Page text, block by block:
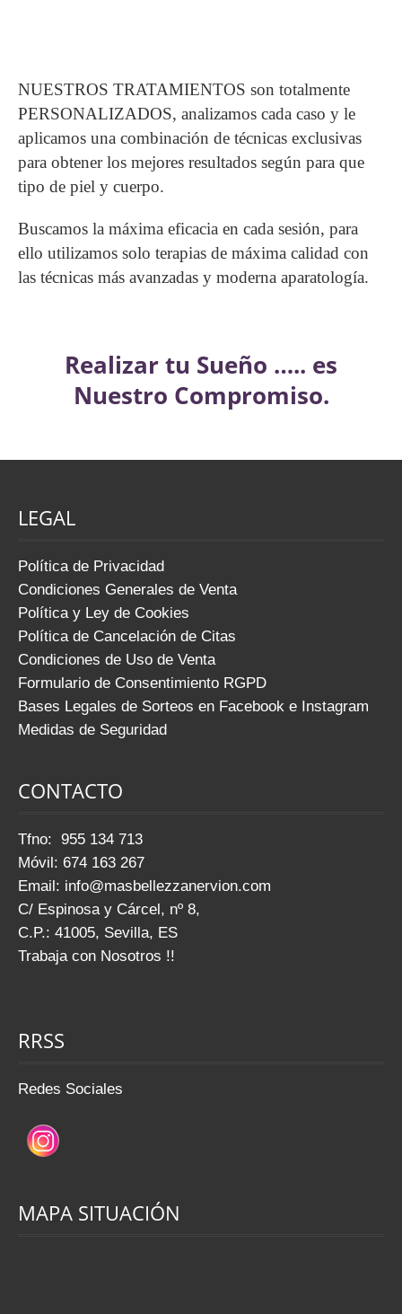
NUESTROS TRATAMIENTOS son totalmente
PERSONALIZADOS, analizamos cada caso y le
aplicamos una combinación de técnicas exclusivas
para obtener los mejores resultados según para que
tipo de piel y cuerpo.
Buscamos la máxima eficacia en cada sesión, para
ello utilizamos solo terapias de máxima calidad con
las técnicas más avanzadas y moderna aparatología.
Realizar tu Sueño ….. es
Nuestro Compromiso.
LEGAL
Política de Privacidad
Condiciones Generales de Venta
Política y Ley de Cookies
Política de Cancelación de Citas
Condiciones de Uso de Venta
Formulario de Consentimiento RGPD
Bases Legales de Sorteos en Facebook e Instagram
Medidas de Seguridad
CONTACTO
Tfno: 955 134 713
Móvil: 674 163 267
Email: info@masbellezzanervion.com
C/ Espinosa y Cárcel, nº 8,
C.P.: 41005, Sevilla, ES
Trabaja con Nosotros !!
RRSS
Redes Sociales
MAPA SITUACIÓN